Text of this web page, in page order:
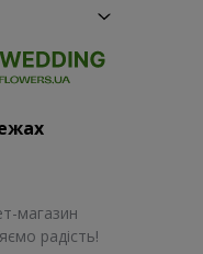
магазин
радість!